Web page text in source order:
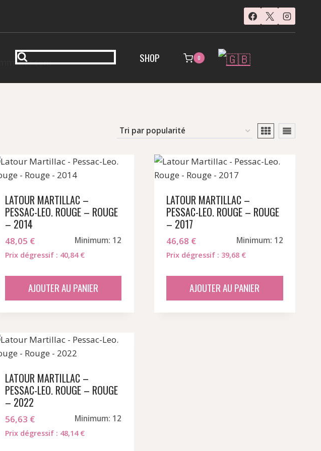
SHOP 0
LATOUR MARTILLAC –
PESSAC-LEO. ROUGE – ROUGE
– 2014
48,05 € Minimum: 12
Prix dégressif : 40,84 €
AJOUTER AU PANIER
LATOUR MARTILLAC –
PESSAC-LEO. ROUGE – ROUGE
– 2017
46,68 € Minimum: 12
Prix dégressif : 39,68 €
AJOUTER AU PANIER
LATOUR MARTILLAC –
PESSAC-LEO. ROUGE – ROUGE
– 2022
56,63 € Minimum: 12
Prix dégressif : 48,14 €